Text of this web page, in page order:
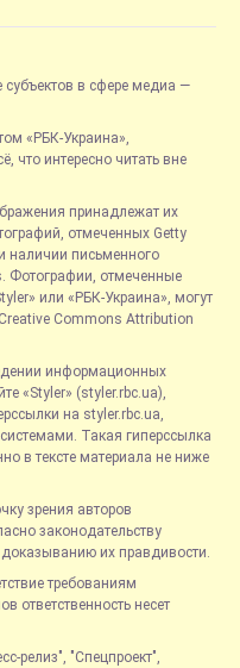
субъектов в сфере медиа —
«РБК-Украина»,
что интересно читать вне
принадлежат их
отмеченных Getty
наличии письменного
Фотографии, отмеченные
или «РБК-Украина», могут
Commons Attribution
информационных
«Styler» (styler.rbc.ua),
на styler.rbc.ua,
Такая гиперссылка
в тексте материала не ниже
зрения авторов
законодательству
их правдивости.
требованиям
ответственность несет
релиз", "Спецпроект",